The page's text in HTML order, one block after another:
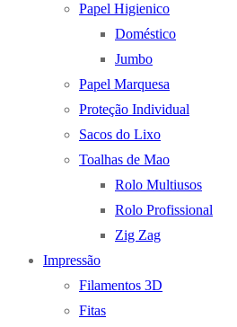
Papel Higienico
Doméstico
Jumbo
Papel Marquesa
Proteção Individual
Sacos do Lixo
Toalhas de Mao
Rolo Multiusos
Rolo Profissional
Zig Zag
Impressão
Filamentos 3D
Fitas